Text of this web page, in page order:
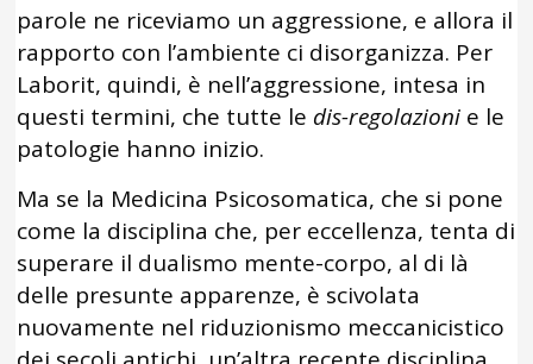
parole ne riceviamo un aggressione, e allora il
rapporto con l’ambiente ci disorganizza. Per
Laborit, quindi, è nell’aggressione, intesa in
questi termini, che tutte le dis-regolazioni e le
patologie hanno inizio.
Ma se la Medicina Psicosomatica, che si pone
come la disciplina che, per eccellenza, tenta di
superare il dualismo mente-corpo, al di là
delle presunte apparenze, è scivolata
nuovamente nel riduzionismo meccanicistico